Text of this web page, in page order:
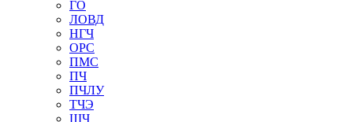
ГО
ЛОВД
НГЧ
ОРС
ПМС
ПЧ
ПЧЛУ
ТЧЭ
ШЧ